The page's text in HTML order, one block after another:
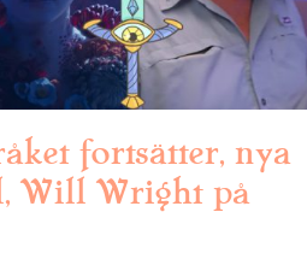
fortsätter, nya
Will Wright på